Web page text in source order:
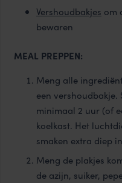
Vershoudbakjes om
bewaren
MEAL PREPPEN:
Meng alle
een
minimaal 2 uur (of
koelkast. Het
smaken extra diep
Meng de plakjes
de azijn, suiker,